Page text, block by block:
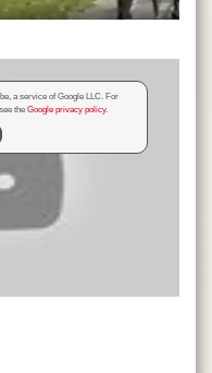
a service of Google LLC. For
the Google privacy policy.